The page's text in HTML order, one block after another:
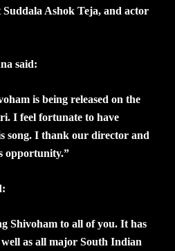
Ashok Teja, and actor
said:
is being released on the
I feel fortunate to have
song. I thank our director and
opportunity.”
Shivoham to all of you. It has
as all major South Indian